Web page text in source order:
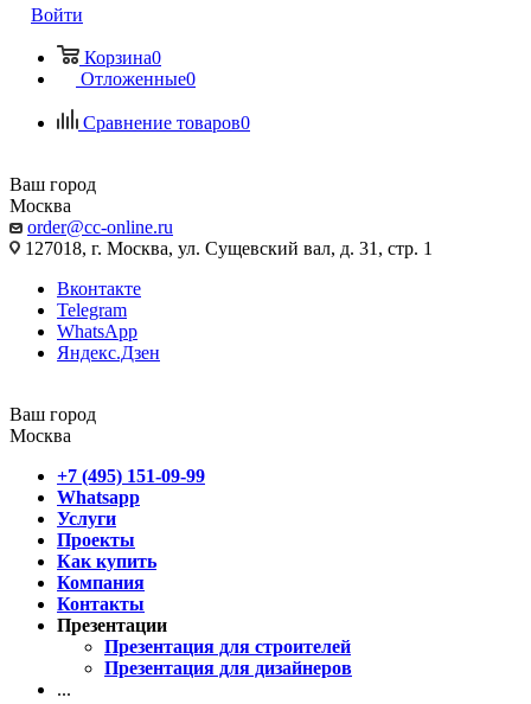
Войти
Корзина0
Отложенные0
Сравнение товаров0
Ваш город
Москва
order@cc-online.ru
127018, г. Москва, ул. Сущевский вал, д. 31, стр. 1
Вконтакте
Telegram
WhatsApp
Яндекс.Дзен
Ваш город
Москва
+7 (495) 151-09-99
Whatsapp
Услуги
Проекты
Как купить
Компания
Контакты
Презентации
Презентация для строителей
Презентация для дизайнеров
...